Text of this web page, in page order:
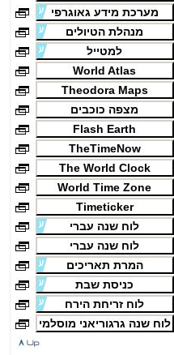
מערכת מידע גאוגרפי
מנהלת הטיולים
למטייל
World Atlas
Theodora Maps
מצפה כוכבים
Flash Earth
TheTimeNow
The World Clock
World Time Zone
Timeticker
לוח שנה עברי
לוח שנה עברי
המרת תאריכים
כניסת שבת
לוח זריחת הירח
לוח שנה גרגוריאני מוסלמי